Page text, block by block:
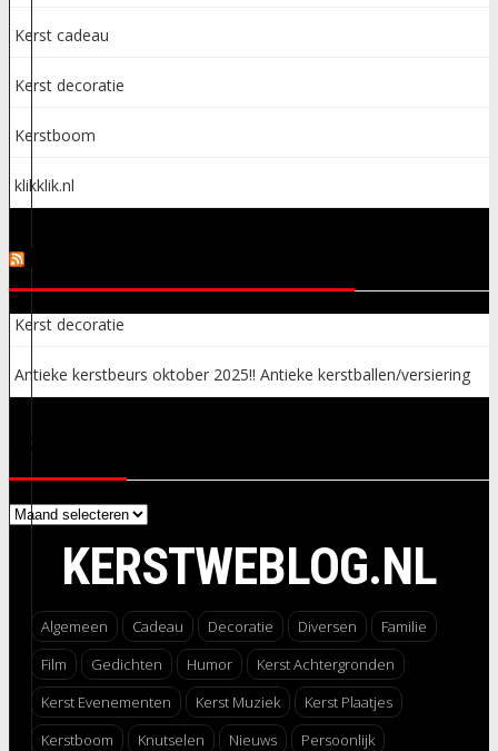
Kerst cadeau
Kerst decoratie
Kerstboom
klikklik.nl
Kerst decoratie
Antieke kerstbeurs oktober 2025!! Antieke kerstballen/versiering
ARCHIEVEN
Archieven
KERSTWEBLOG.NL
Algemeen Cadeau Decoratie Diversen
Familie
Film
Gedichten Humor
Kerst Achtergronden
Kerst Evenementen
Kerst Muziek
Kerst Plaatjes
Kerstboom
Knutselen Nieuws
Persoonlijk